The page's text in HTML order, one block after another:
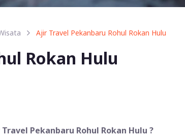
Ajir Travel Pekanbaru Rohul Rokan Hulu
Rokan Hulu
Pekanbaru Rohul Rokan Hulu ?